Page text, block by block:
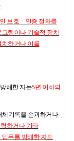
.
보호ㆍ인증 절차를
램이나 기술적 장치
치하거나 이를
해한 자는5년 이하의
체기록을 손괴하거나
하거나 기타
무를 방해한 자도